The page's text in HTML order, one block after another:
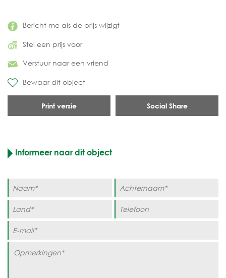
Bericht me als de prijs wijzigt
Stel een prijs voor
Verstuur naar een vriend
Bewaar dit object
Print versie Social Share
Informeer naar dit object